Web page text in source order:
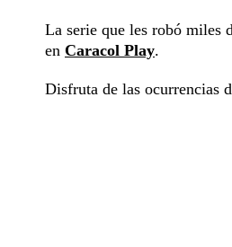
La serie que les robó miles
en Caracol Play.
Disfruta de las ocurrencias